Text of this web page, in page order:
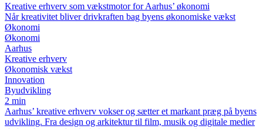
Kreative erhverv som vækstmotor for Aarhus’ økonomi
Når kreativitet bliver drivkraften bag byens økonomiske vækst
Økonomi
Økonomi
Aarhus
Kreative erhverv
Økonomisk vækst
Innovation
Byudvikling
2 min
Aarhus’ kreative erhverv vokser og sætter et markant præg på byens
udvikling. Fra design og arkitektur til film, musik og digitale medier